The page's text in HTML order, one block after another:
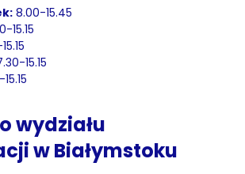
8.00-15.45
15.15
15.15
wydziału
w Białymstoku